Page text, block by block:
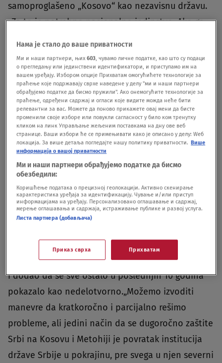
samoproglašeno „Kosovo“ kao nezavisnu državu.
„Za to je potrebno nacionalno jedinstvo. Ako ga
Bićemo kao generacija odgovorni za gubitak dela
teritorije koji određuje naš nacionalni identitet.
Tada nam se u budućnosti loše piše kao narodu“,
rekao je Jeremić, i dodao da se položaj Srba na
Kosovu i Metohiji znatno pogoršao od
prihvatanja „francusko-nemačkog“ plana.Jeremić
je naveo da će izbori biti prilika da narod odbaci
„francusko-nemački“ plan tako što će podržati
stranke koje mu se protive, i podsetio da je
Narodna stranka predlagala referendum o tom
pitanju.Predsednik Narodne stranke se zauzeo za
Metohiju, pre svega policije i sudstva, jer se
„jedino tako može očuvati naš narod“ u pokrajini,
i dodao da se sve ostalo u poslednjih 10 godina
pokazalo kao nedelotvorno.„Možemo izvoditi
manevre da kratkoročno i parcijalno rešimo
probleme, ali jedini način da se dugoročno zaštite
Srbi na Kosovu i Metohiji je povratak institucija
države Srbije u pokrajinu, pre svega u njen severni
Нама је стало до ваше приватности
Ми и наши партнери, њих603, чувамо личне податке, као што су подаци
о прегледању или јединствени идентификатори, и приступамо им на
вашем уређају. Избором опције Прихватам омогућићете технологије за
праћење које подржавају сврхе наведене у делу "ми и наши партнери
обрађујемо податке да бисмо пружили". Ако онемогућите технологије за
праћење, одређени садржај и огласи које видите можда неће бити
релевантни за вас. Можете да поново прикажете овај мени да бисте
променили своје изборе или повукли сагласност у било ком тренутку
кликом на линк Управљање жељеним поставкама на дну ове веб
странице. Ваши избори ће се примењивати како је описано у делу: Wеб
локација. За више детаља погледајте нашу политику приватности. Више
информација о вашој приватности
Ми и наши партнери обрађујемо податке да бисмо
обезбедили:
Коришћење података о прецизној геолокацији. Активно скенирање
карактеристика уређаја за идентификацију. Чување и/или приступ
информацијама на уређају. Персонализовано оглашавање и садржај,
мерење оглашавања и садржаја, истраживање публике и развој услуга.
Листа партнера (добављача)
Приказ сврха Прихватам